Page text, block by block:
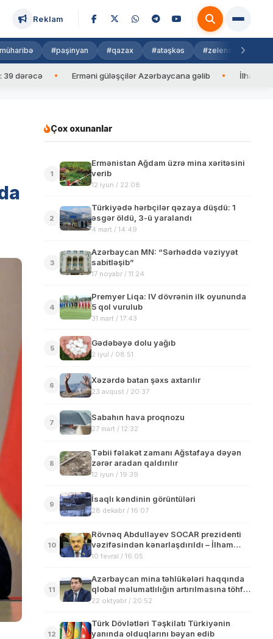
Reklam
#paşinyan #qazax #atəşkəs #zelenski
Erməni güləşçilər Azərbaycana gəlib İlham Əliyev
Çox oxunanlar
1
Ermənistan Ağdam üzrə mina xəritəsini
verib
12 iyun / 22:08
2
Türkiyədə hərbçilər qəzaya düşdü: 1
əsgər öldü, 3-ü yaralandı
4 mart / 14:49
3
Azərbaycan MN: “Sərhəddə vəziyyət
sabitləşib”
17 noyabr / 11:24
4
Premyer Liqa: IV dövrənin ilk oyununda
5 qol vurulub
31 mart / 17:43
5
Gədəbəyə dolu yağıb
2 iyul / 08:51
6
Xəzərdə batan şəxs axtarılır
23 avqust / 20:37
7
Sabahın hava proqnozu
27 mart / 12:32
8
Təbii fəlakət zamanı Ağstafaya dəyən
zərər aradan qaldırılır
12 iyun / 19:39
9
İsaqlı kəndinin görüntüləri
28 dekabr / 16:07
10
Rövnəq Abdullayev SOCAR prezidenti
vəzifəsindən kənarlaşdırıldı – İlham
Əliyevdən sərəncam
10 fevral / 16:05
11
Azərbaycan mina təhlükələri haqqında
qlobal məlumatlılığın artırılmasına töhfə
verəcək
22 oktyabr / 20:52
12
Türk Dövlətləri Təşkilatı Türkiyənin
yanında olduqlarını bəyan edib